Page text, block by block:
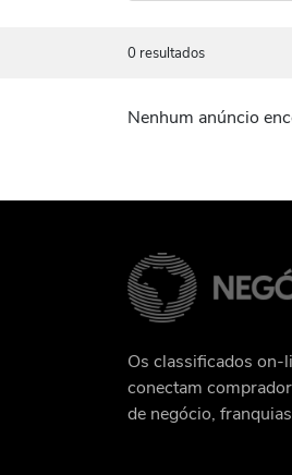
0 resultados
Nenhum anúncio
Os classificados
conectam
de negócio,